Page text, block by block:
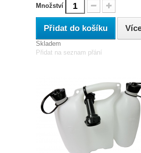
Množství
Přidat do košíku
Skladem
Přidat na seznam přání